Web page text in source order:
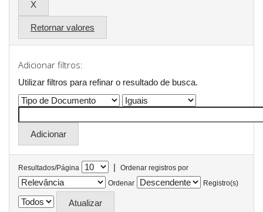
Retornar valores
Adicionar filtros:
Utilizar filtros para refinar o resultado de busca.
Resultados/Página |
Ordenar registros por
Ordenar
Registro(s)